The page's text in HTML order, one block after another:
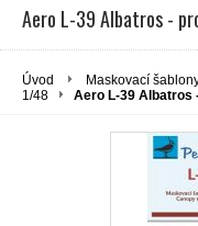
Aero L-39 Albatros -
Úvod Maskovací
1/48
Aero L-39 Albatros